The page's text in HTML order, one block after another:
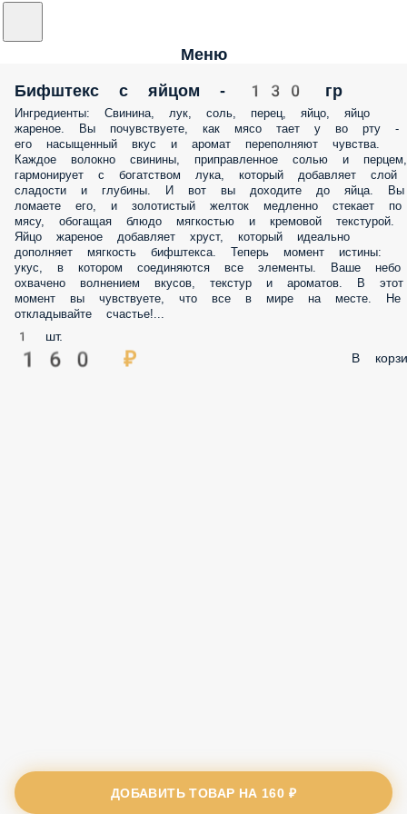
Меню
Бифштекс с яйцом - 130 гр
Ингредиенты: Свинина, лук, соль, перец, яйцо, яйцо
жареное. Вы почувствуете, как мясо тает у во рту -
его насыщенный вкус и аромат переполняют чувства.
Каждое волокно свинины, приправленное солью и перцем,
гармонирует с богатством лука, который добавляет слой
сладости и глубины. И вот вы доходите до яйца. Вы
ломаете его, и золотистый желток медленно стекает по
мясу, обогащая блюдо мягкостью и кремовой текстурой.
Яйцо жареное добавляет хруст, который идеально
дополняет мягкость бифштекса. Теперь момент истины:
укус, в котором соединяются все элементы. Ваше небо
охвачено волнением вкусов, текстур и ароматов. В этот
момент вы чувствуете, что все в мире на месте. Не
откладывайте счастье!...
1 шт.
160 ₽ В
ДОБАВИТЬ ТОВАР НА 160 ₽